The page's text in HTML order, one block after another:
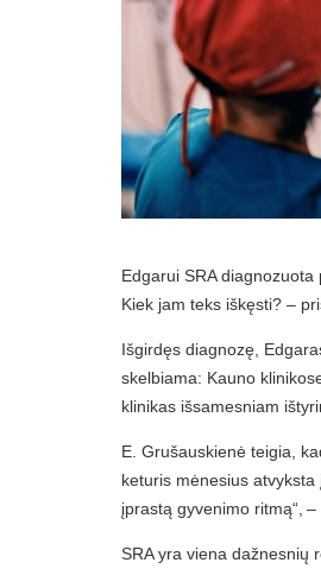
Edgarui SRA
Kiek jam teks iškęsti? –
Išgirdęs diagnozę,
skelbiama: Kauno
klinikas išsamesniam
E. Grušauskienė teigia,
keturis mėnesius
įprastą gyvenimo ritmą“,
SRA yra viena dažnesnių